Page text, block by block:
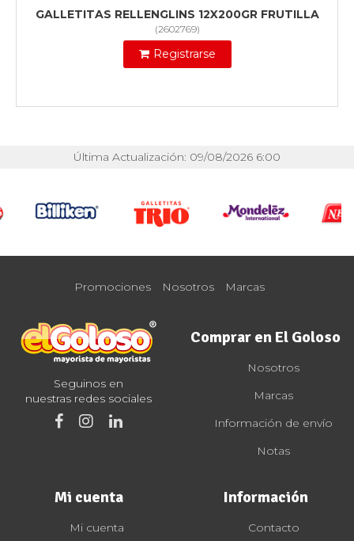
GALLETITAS RELLENGLINS 12X200GR FRUTILLA
(2602769)
Registrarse
Última Actualización: 09/08/2026 6:00
Promociones Nosotros Marcas
Seguinos en
nuestras redes sociales
Comprar en El Goloso
Nosotros
Marcas
Información de envío
Notas
Mi cuenta
Mi cuenta
Información
Contacto